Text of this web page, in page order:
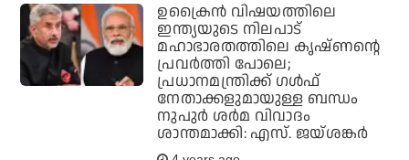
ഉക്രൈന്‍ വിഷയത്തിലെ
ഇന്ത്യയുടെ നിലപാട്
മഹാഭാരതത്തിലെ കൃഷ്ണന്റെ
പ്രവര്‍ത്തി പോലെ;
പ്രധാനമന്ത്രിക്ക് ഗള്‍ഫ്
നേതാക്കളുമായുള്ള ബന്ധം
നുപുര്‍ ശര്‍മ വിവാദം
ശാന്തമാക്കി: എസ്. ജയ്ശങ്കര്‍